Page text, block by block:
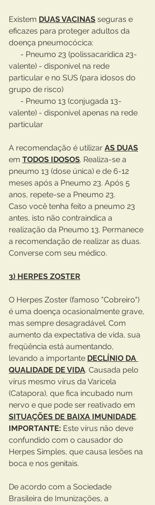
Existem DUAS VACINAS seguras e
eficazes para proteger adultos da
doença pneumocócica:
valente) - disponível na rede
particular e no SUS (para idosos do
grupo de risco)
valente) - disponível apenas na rede
particular
A recomendação é utilizar AS DUAS
em TODOS IDOSOS. Realiza-se a
pneumo 13 (dose única) e de 6-12
meses após a Pneumo 23. Após 5
anos, repete-se a Pneumo 23.
Caso você tenha feito a pneumo 23
antes, isto não contraindica a
realização da Pneumo 13. Permanece
a recomendação de realizar as duas.
Converse com seu médico.
3) HERPES ZOSTER
O Herpes Zoster (famoso "Cobreiro")
é uma doença ocasionalmente grave,
mas sempre desagradável. Com
aumento da expectativa de vida, sua
freqüência está aumentando,
levando a importante DECLÍNIO DA
QUALIDADE DE VIDA. Causada pelo
vírus mesmo vírus da Varicela
(Catapora), que fica incubado num
nervo e que pode ser reativado em
SITUAÇÕES DE BAIXA IMUNIDADE.
IMPORTANTE: Este vírus não deve
confundido com o causador do
Herpes Simples, que causa lesões na
boca e nos genitais.
De acordo com a Sociedade
Brasileira de Imunizações, a